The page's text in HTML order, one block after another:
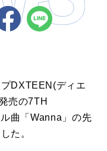
DXTEEN(ディエ
売の7TH
曲「Wanna 」の先
た。